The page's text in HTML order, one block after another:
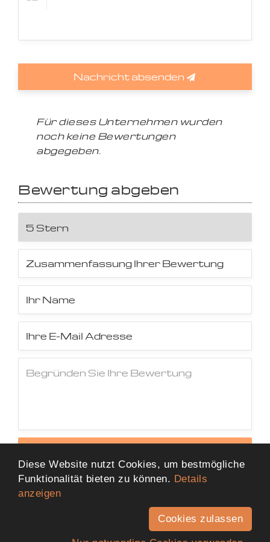
Nachricht absenden
Für dieses Unternehmen wurden
noch keine Bewertungen
abgegeben.
Bewertung abgeben
Diese Website nutzt Cookies, um bestmögliche
Funktionalität bieten zu können. Details
anzeigen
Cookies zulassen